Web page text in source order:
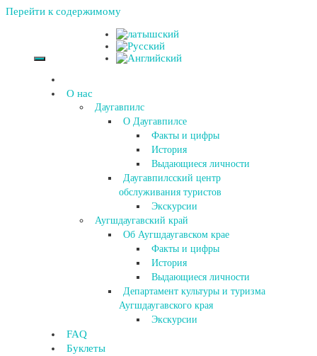
Перейти к содержимому
О нас
Даугавпилс
О Даугавпилсе
Факты и цифры
История
Выдающиеся личности
Даугавпилсский центр
обслуживания туристов
Экскурсии
Аугшдаугавский край
Об Аугшдаугавском крае
Факты и цифры
История
Выдающиеся личности
Департамент культуры и туризма
Аугшдаугавского края
Экскурсии
FAQ
Буклеты